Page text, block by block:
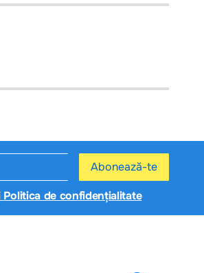
Politica de confidențialitate
Abonează-te